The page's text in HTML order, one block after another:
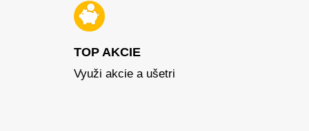
TOP AKCIE
Využi akcie a ušetri